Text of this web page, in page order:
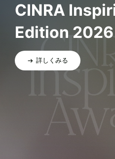
CINRA
Edition 2026
詳しくみる